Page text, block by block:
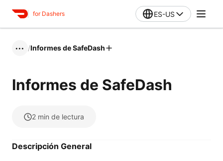
for Dashers ES-US
••• /Informes de SafeDash
Informes de SafeDash
2 min de lectura
Descripción General